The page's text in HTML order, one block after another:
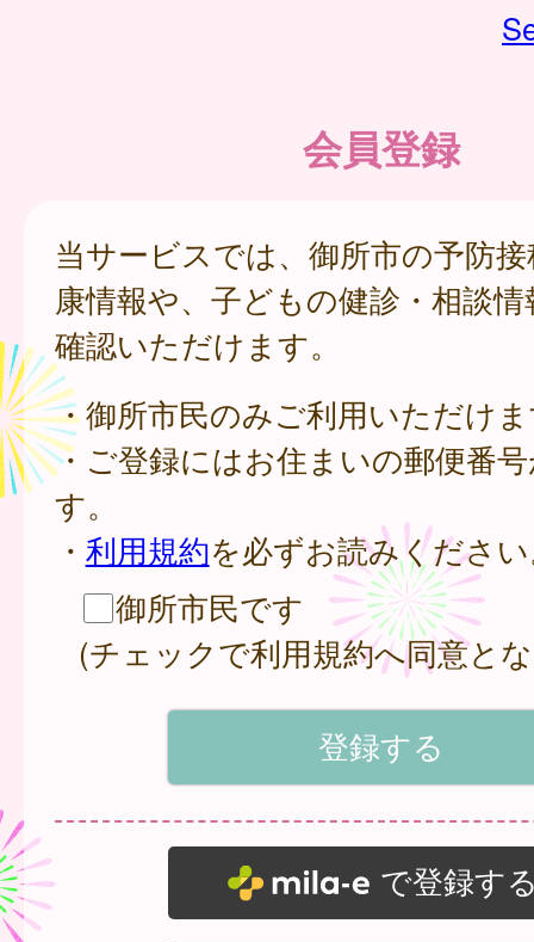
会員登録
当サービスでは、御所市の予防
康情報や、子どもの健診・相談
確認いただけます。
・御所市民のみご利用いただけ
・ご登録にはお住まいの郵便番
す。
・ 利用規約を必ずお読みくださ
御所市民です
(チェックで利用規約へ同意と
で登録す